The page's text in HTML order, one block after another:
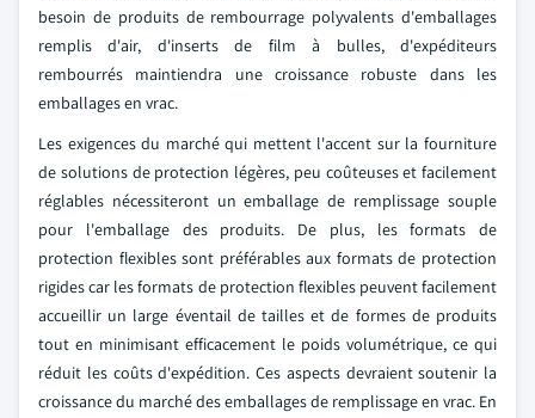
besoin de produits de rembourrage polyvalents d'emballages
remplis d'air, d'inserts de film à bulles, d'expéditeurs
rembourrés maintiendra une croissance robuste dans les
emballages en vrac.
Les exigences du marché qui mettent l'accent sur la fourniture
de solutions de protection légères, peu coûteuses et facilement
réglables nécessiteront un emballage de remplissage souple
pour l'emballage des produits. De plus, les formats de
protection flexibles sont préférables aux formats de protection
rigides car les formats de protection flexibles peuvent facilement
accueillir un large éventail de tailles et de formes de produits
tout en minimisant efficacement le poids volumétrique, ce qui
réduit les coûts d'expédition. Ces aspects devraient soutenir la
croissance du marché des emballages de remplissage en vrac. En